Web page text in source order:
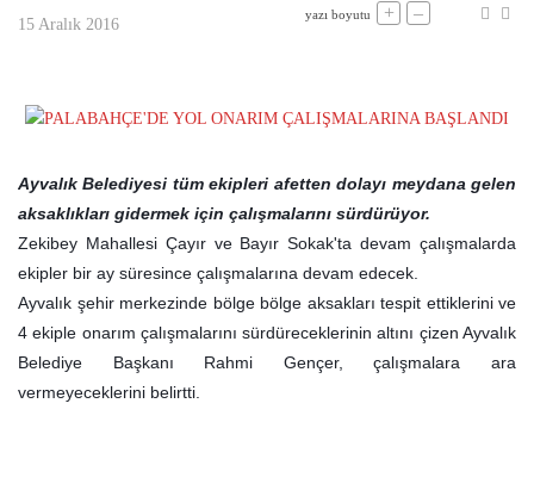
yazı boyutu + –
15 Aralık 2016
Ayvalık Belediyesi tüm ekipleri afetten dolayı meydana gelen
aksaklıkları gidermek için çalışmalarını sürdürüyor.
Zekibey Mahallesi Çayır ve Bayır Sokak'ta devam çalışmalarda
ekipler bir ay süresince çalışmalarına devam edecek.
Ayvalık şehir merkezinde bölge bölge aksakları tespit ettiklerini ve
4 ekiple onarım çalışmalarını sürdüreceklerinin altını çizen Ayvalık
Belediye Başkanı Rahmi Gençer, çalışmalara ara
vermeyeceklerini belirtti.